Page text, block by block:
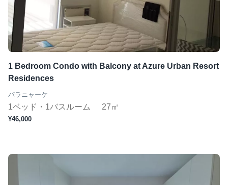
1 Bedroom Condo with Balcony at Azure Urban Resort
Residences
パラニャーケ
1ベッド・1バスルーム 27㎡
¥46,000